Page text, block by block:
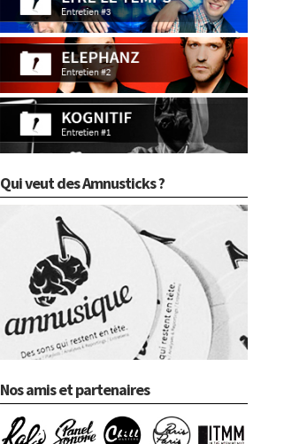
Qui veut des Amnusticks ?
Nos amis et partenaires